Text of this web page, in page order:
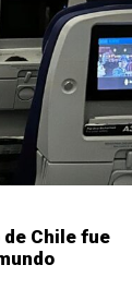
Chile fue